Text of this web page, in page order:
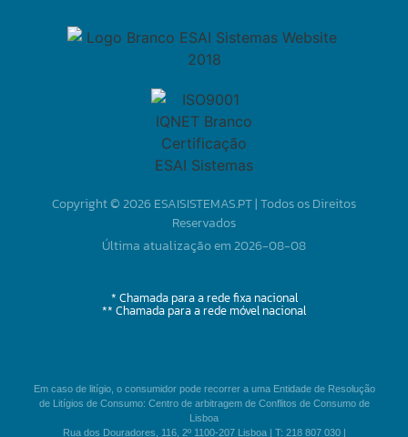
Copyright © 2026 ESAISISTEMAS.PT | Todos os Direitos
Reservados
Última atualização em 2026-08-08
* Chamada para a rede fixa nacional
** Chamada para a rede móvel nacional
Em caso de litígio, o consumidor pode recorrer a uma Entidade de Resolução
de Litígios de Consumo: Centro de arbitragem de Conflitos de Consumo de
Lisboa
Rua dos Douradores, 116, 2º 1100-207 Lisboa | T: 218 807 030 |